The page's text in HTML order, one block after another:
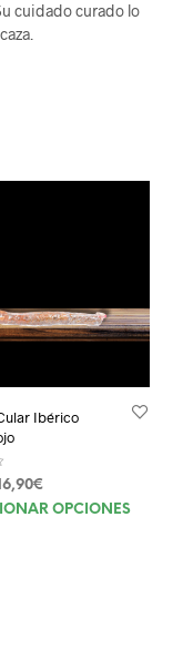
cuidado curado lo
Ibérico
€
OPCIONES